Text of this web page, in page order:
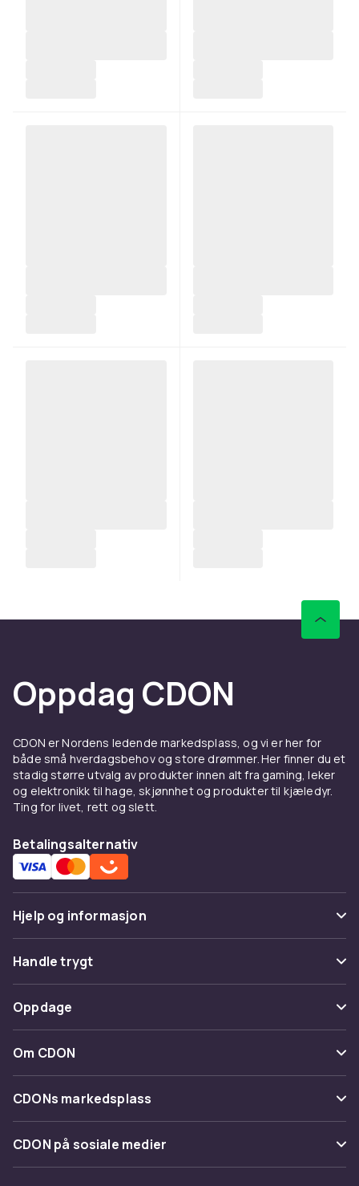
Oppdag CDON
CDON er Nordens ledende markedsplass, og vi er her for
både små hverdagsbehov og store drømmer. Her finner du et
stadig større utvalg av produkter innen alt fra gaming, leker
og elektronikk til hage, skjønnhet og produkter til kjæledyr.
Ting for livet, rett og slett.
Betalingsalternativ
Hjelp og informasjon
Vanlige spørsmål
Spor pakke
Angre & returner her
Kontakt oss
Handle trygt
Betaling
Levering
Tilbakekallinger
Oppdage
Kategorier
Varemerker
Om CDON
Om oss
Kundeanmeldelser
Jobbe på CDON
CDONs markedsplass
Merchant Help Center
CDON på sosiale medier